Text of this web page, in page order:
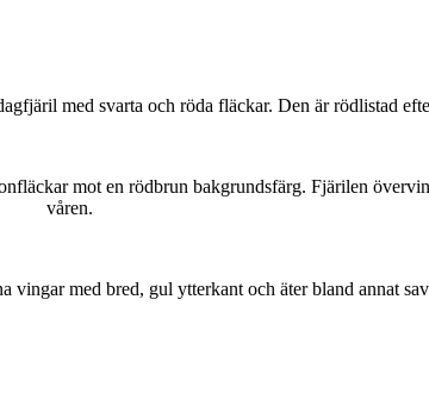
med svarta och röda fläckar. Den är rödlistad
mot en rödbrun bakgrundsfärg. Fjärilen
våren.
vingar med bred, gul ytterkant och äter bland annat